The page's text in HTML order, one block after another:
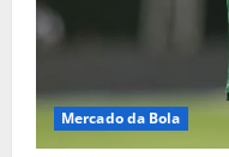
Mercado da Bola